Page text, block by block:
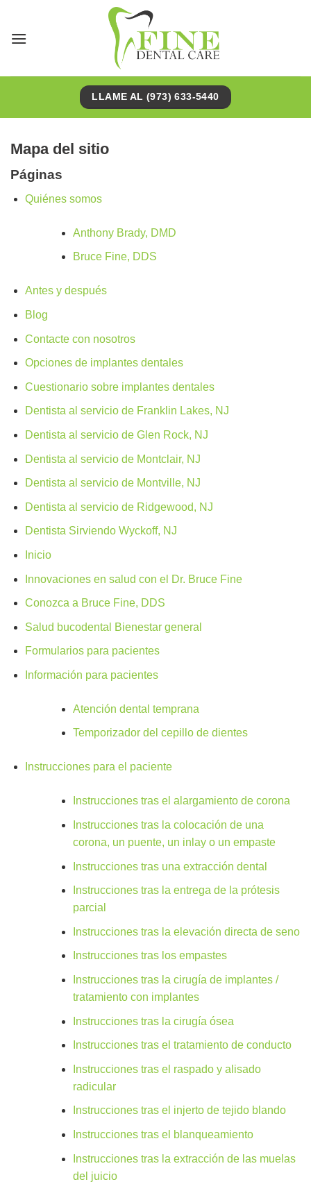
contenido
LLAME AL (973) 633-5440
Mapa del sitio
Páginas
Quiénes somos
Anthony Brady, DMD
Bruce Fine, DDS
Antes y después
Blog
Contacte con nosotros
Opciones de implantes dentales
Cuestionario sobre implantes dentales
Dentista al servicio de Franklin Lakes, NJ
Dentista al servicio de Glen Rock, NJ
Dentista al servicio de Montclair, NJ
Dentista al servicio de Montville, NJ
Dentista al servicio de Ridgewood, NJ
Dentista Sirviendo Wyckoff, NJ
Inicio
Innovaciones en salud con el Dr. Bruce Fine
Conozca a Bruce Fine, DDS
Salud bucodental Bienestar general
Formularios para pacientes
Información para pacientes
Atención dental temprana
Temporizador del cepillo de dientes
Instrucciones para el paciente
Instrucciones tras el alargamiento de corona
Instrucciones tras la colocación de una
corona, un puente, un inlay o un empaste
Instrucciones tras una extracción dental
Instrucciones tras la entrega de la prótesis
parcial
Instrucciones tras la elevación directa de seno
Instrucciones tras los empastes
Instrucciones tras la cirugía de implantes /
tratamiento con implantes
Instrucciones tras la cirugía ósea
Instrucciones tras el tratamiento de conducto
Instrucciones tras el raspado y alisado
radicular
Instrucciones tras el injerto de tejido blando
Instrucciones tras el blanqueamiento
Instrucciones tras la extracción de las muelas
del juicio